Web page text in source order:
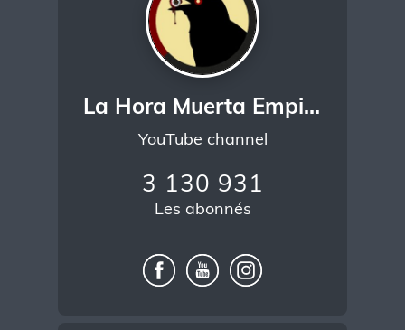
La Hora Muerta Empieza
YouTube channel
3 130 931
Les abonnés